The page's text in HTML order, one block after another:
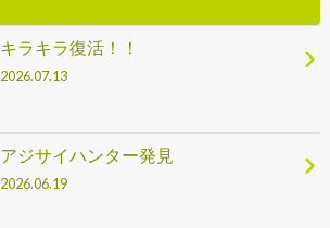
キラキラ復活！！
2026.07.13
アジサイハンター発見
2026.06.19